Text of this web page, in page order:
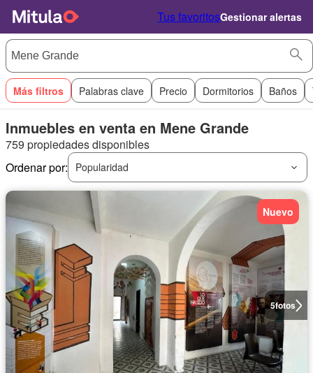
Tus favoritosGestionar alertas
Más filtros Palabras clave Precio Dormitorios Baños
Inmuebles en venta en Mene Grande
759 propiedades disponibles
Ordenar por:
Popularidad
5fotos
Nuevo